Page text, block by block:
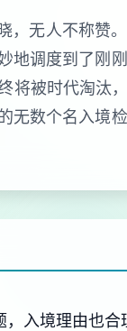
，无人不称赞
地调度到了刚
将被时代淘汰
数个名入境检
入境理由也合